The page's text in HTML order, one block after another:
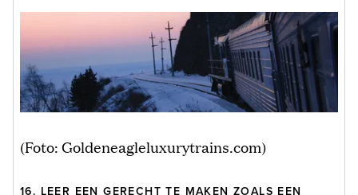
(Foto: Goldeneagleluxurytrains.com)
16. LEER EEN GERECHT TE MAKEN ZOALS EEN